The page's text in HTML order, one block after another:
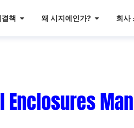
책 왜 시지에인가? 회사
클로저 제조